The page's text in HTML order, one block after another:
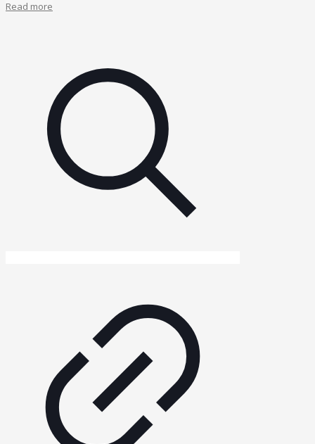
Read more